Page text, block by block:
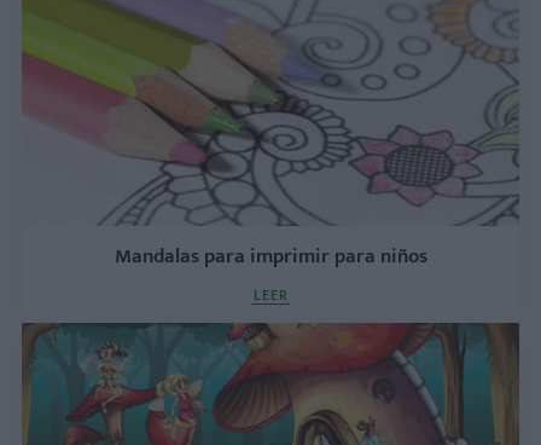
Mandalas para imprimir para niños
LEER